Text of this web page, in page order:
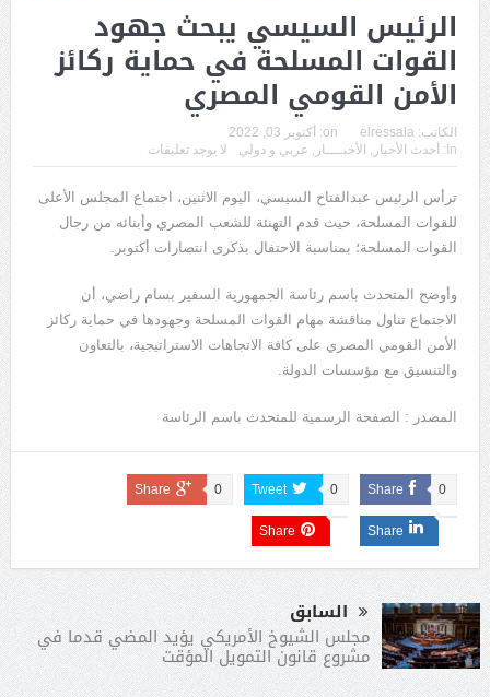
الرئيس السيسي يبحث جهود
القوات المسلحة في حماية ركائز
الأمن القومي المصري
الكاتب: elressala
on:
أكتوبر 03, 2022
In:
أحدث الأخبار الأخبــــار عربي و دولي لا يوجد تعليقات
ترأس الرئيس عبدالفتاح السيسي، اليوم الاثنين، اجتماع المجلس الأعلى
للقوات المسلحة، حيث قدم التهنئة للشعب المصري وأبنائه من رجال
القوات المسلحة؛ بمناسبة الاحتفال بذكرى انتصارات أكتوبر.
وأوضح المتحدث باسم رئاسة الجمهورية السفير بسام راضي، أن
الاجتماع تناول مناقشة مهام القوات المسلحة وجهودها في حماية ركائز
الأمن القومي المصري على كافة الاتجاهات الاستراتيجية، بالتعاون
والتنسيق مع مؤسسات الدولة.
المصدر : الصفحة الرسمية للمتحدث باسم الرئاسة
Share 0
Tweet 0
Share 0
Share
Share
السابق
مجلس الشيوخ الأمريكي يؤيد المضي قدما في
مشروع قانون التمويل المؤقت